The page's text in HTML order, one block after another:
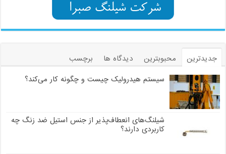
جدیدترین محبوبترین دیدگاه ها
برچسب
سیستم هیدرولیک چیست و چگونه کار می‌کند؟
شیلنگ‌های انعطاف‌پذیر از جنس استیل ضد زنگ چه
کاربردی دارند؟